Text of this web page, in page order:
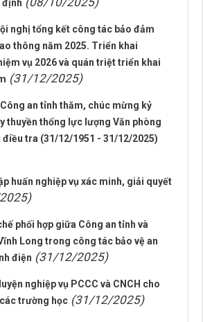
định
nghị tổng kết công tác bảo đảm
thông năm 2025. Triển khai
vụ 2026 và quán triệt triển khai
(31/12/2025)
an tỉnh thăm, chúc mừng kỷ
thuyền thống lực lượng Văn phòng
điều tra (31/12/1951 - 31/12/2025)
huấn nghiệp vụ xác minh, giải quyết
phối hợp giữa Công an tỉnh và
Long trong công tác bảo vệ an
điện (31/12/2025)
nghiệp vụ PCCC và CNCH cho
trường học (31/12/2025)